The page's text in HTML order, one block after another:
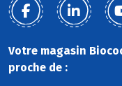
Votre magasin
proche de :